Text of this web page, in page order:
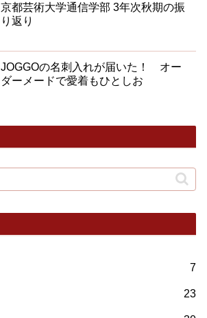
京都芸術大学通信学部 3年次秋期の振
り返り
JOGGOの名刺入れが届いた！ オー
ダーメードで愛着もひとしお
7
23